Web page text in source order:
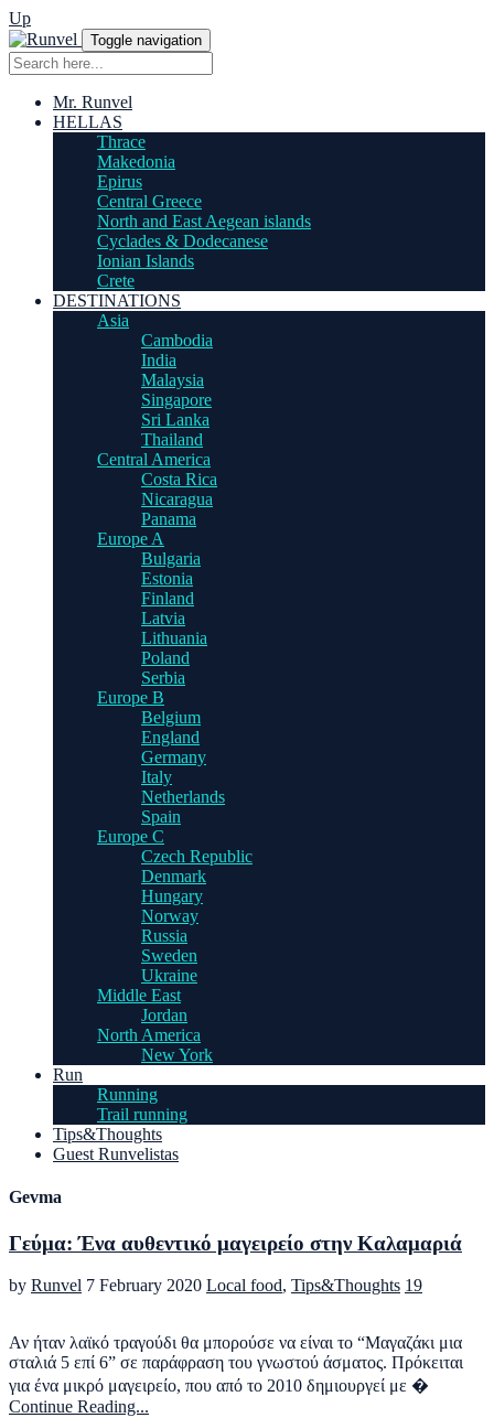
Up
Toggle navigation
Mr. Runvel
HELLAS
Thrace
Makedonia
Epirus
Central Greece
North and East Aegean islands
Cyclades & Dodecanese
Ionian Islands
Crete
DESTINATIONS
Asia
Cambodia
India
Malaysia
Singapore
Sri Lanka
Thailand
Central America
Costa Rica
Nicaragua
Panama
Europe A
Bulgaria
Estonia
Finland
Latvia
Lithuania
Poland
Serbia
Europe B
Belgium
England
Germany
Italy
Netherlands
Spain
Europe C
Czech Republic
Denmark
Hungary
Norway
Russia
Sweden
Ukraine
Middle East
Jordan
North America
New York
Run
Running
Trail running
Tips&Thoughts
Guest Runvelistas
Gevma
Γεύμα: Ένα αυθεντικό μαγειρείο στην Καλαμαριά
by Runvel 7 February 2020 Local food, Tips&Thoughts 19
Αν ήταν λαϊκό τραγούδι θα μπορούσε να είναι το “Μαγαζάκι μια
σταλιά 5 επί 6” σε παράφραση του γνωστού άσματος. Πρόκειται
για ένα μικρό μαγειρείο, που από το 2010 δημιουργεί με �
Continue Reading...